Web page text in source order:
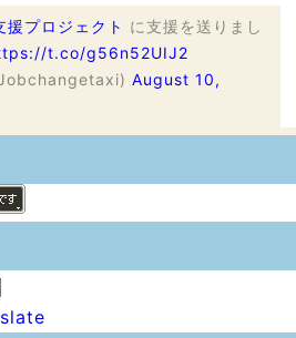
プロジェクト に支援を送りまし
t.co/g56n52UIJ2
August 10,